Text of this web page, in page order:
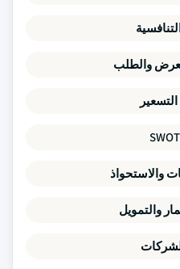
والطلب
والاستحواذ
والتمويل